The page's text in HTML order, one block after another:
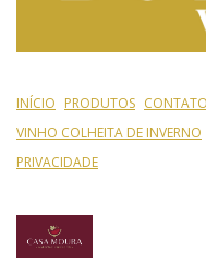
INÍCIO PRODUTOS CONTATO
VINHO COLHEITA DE INVERNO
PRIVACIDADE